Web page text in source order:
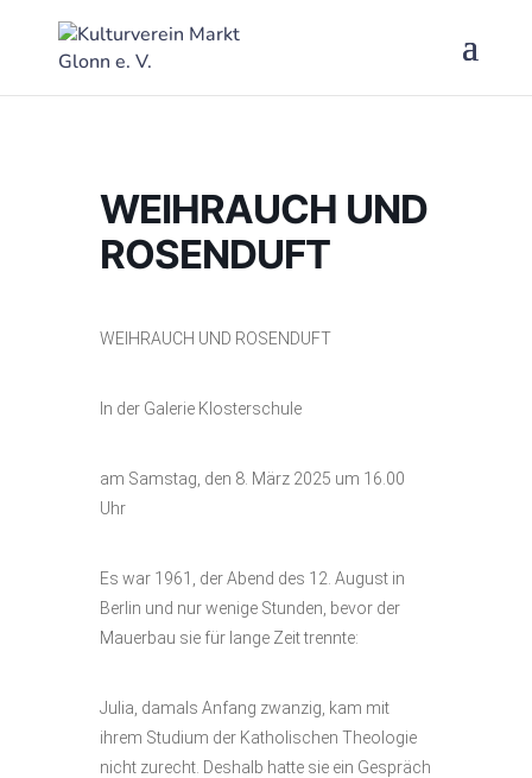
WEIHRAUCH UND
ROSENDUFT
WEIHRAUCH UND ROSENDUFT
In der Galerie Klosterschule
am Samstag, den 8. März 2025 um 16.00
Uhr
Es war 1961, der Abend des 12. August in
Berlin und nur wenige Stunden, bevor der
Mauerbau sie für lange Zeit trennte:
Julia, damals Anfang zwanzig, kam mit
ihrem Studium der Katholischen Theologie
nicht zurecht. Deshalb hatte sie ein Gespräch